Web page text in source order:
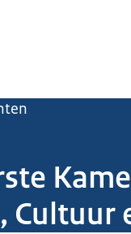
Cultuur